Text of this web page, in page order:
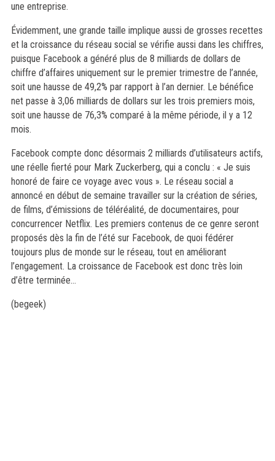
une entreprise.
Évidemment, une grande taille implique aussi de grosses recettes
et la croissance du réseau social se vérifie aussi dans les chiffres,
puisque Facebook a généré plus de 8 milliards de dollars de
chiffre d’affaires uniquement sur le premier trimestre de l’année,
soit une hausse de 49,2% par rapport à l’an dernier. Le bénéfice
net passe à 3,06 milliards de dollars sur les trois premiers mois,
soit une hausse de 76,3% comparé à la même période, il y a 12
mois.
Facebook compte donc désormais 2 milliards d’utilisateurs actifs,
une réelle fierté pour Mark Zuckerberg, qui a conclu : « Je suis
honoré de faire ce voyage avec vous ». Le réseau social a
annoncé en début de semaine travailler sur la création de séries,
de films, d’émissions de téléréalité, de documentaires, pour
concurrencer Netflix. Les premiers contenus de ce genre seront
proposés dès la fin de l’été sur Facebook, de quoi fédérer
toujours plus de monde sur le réseau, tout en améliorant
l’engagement. La croissance de Facebook est donc très loin
d’être terminée…
(begeek)